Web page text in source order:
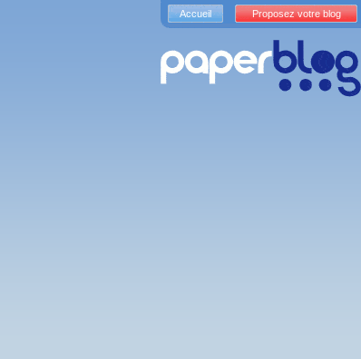
Accueil Proposez votre blog